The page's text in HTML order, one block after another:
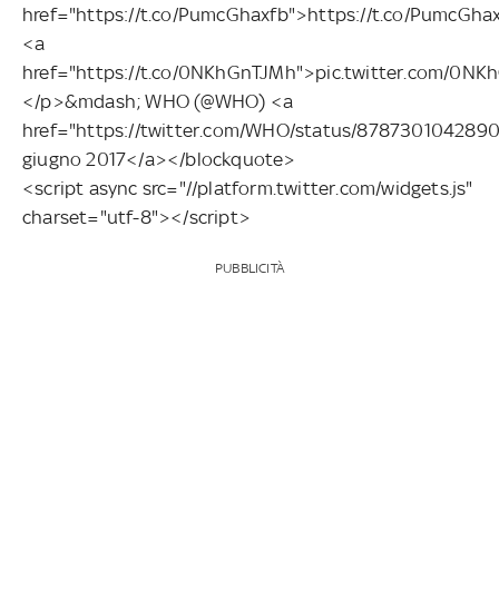
href="https://t.co/PumcGhaxfb">https://t.co/
<a
href="https://t.co/0NKhGnTJMh">pic.twitter.com/
</p>&mdash; WHO (@WHO) <a
href="https://twitter.com/WHO/status/
giugno 2017</a></blockquote>
<script async src="//platform.twitter.com/widgets.js"
charset="utf-8"></script>
PUBBLICITÀ